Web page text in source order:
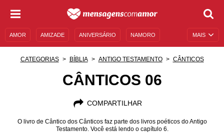
MAIS
AMOR AMIZADE ANIVERSÁRIO NAMORO
AUTOAJUDA
CATEGORIAS BÍBLIA ANTIGO TESTAMENTO CÂNTICOS
CÂNTICOS 06
COMPARTILHAR
O livro de Cântico dos Cânticos faz parte dos livros poéticos do Antigo
Testamento. Você está lendo o capítulo 6.